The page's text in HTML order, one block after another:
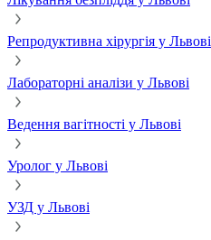
Репродуктивна хірургія у Львові
Лабораторні аналізи у Львові
Ведення вагітності у Львові
Уролог у Львові
УЗД у Львові